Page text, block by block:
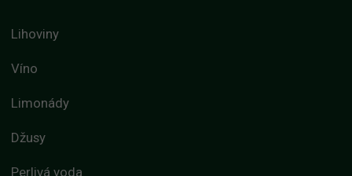
Lihoviny
Víno
Limonády
Džusy
Perlivá voda